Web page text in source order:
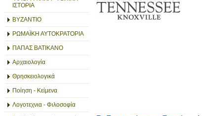
ΙΣΤΟΡΙΑ
ΒΥΖΑΝΤΙΟ
ΡΩΜΑΪΚΗ ΑΥΤΟΚΡΑΤΟΡΙΑ
ΠΑΠΑΣ ΒΑΤΙΚΑΝΟ
Αρχαιολογία
Θρησκειολογικά
Ποίηση - Κείμενα
Λογοτεχνια - Φιλοσοφία